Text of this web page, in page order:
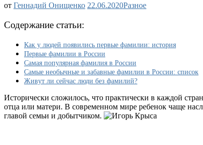
от Геннадий Онищенко 22.06.2020Разное
Содержание статьи:
Как у людей появились первые фамилии: история
Первые фамилии в России
Самая популярная фамилия в России
Самые необычные и забавные фамилии в России: список
Живут ли сейчас люди без фамилий?
Исторически сложилось, что практически в каждой
отца или матери. В современном мире ребенок чаще
главой семьи и добытчиком.